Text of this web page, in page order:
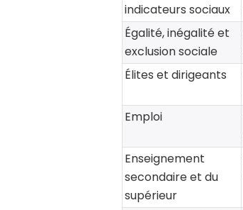
indicateurs sociaux
Égalité, inégalité et
exclusion sociale
Élites et dirigeants
Emploi
Enseignement
secondaire et du
supérieur